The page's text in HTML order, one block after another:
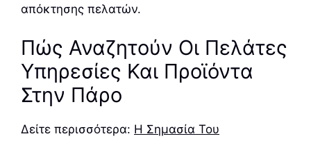
απόκτησης πελατών.
Πώς Αναζητούν Οι Πελάτες
Υπηρεσίες Και Προϊόντα
Στην Πάρο
Δείτε περισσότερα: Η Σημασία Του